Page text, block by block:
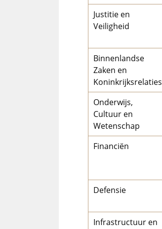
Justitie en
Veiligheid
Binnenlandse
Zaken en
Koninkrijksrelaties
Onderwijs,
Cultuur en
Wetenschap
Financiën
Defensie
Infrastructuur en